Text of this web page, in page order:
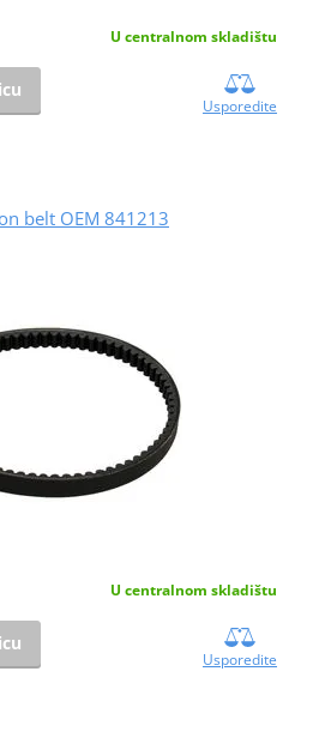
U centralnom skladištu
Usporedite
belt OEM 841213
U centralnom skladištu
Usporedite